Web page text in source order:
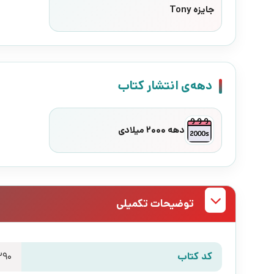
جایزه Tony
دهه‌ی انتشار کتاب
دهه 2000 میلادی
توضیحات تکمیلی
کد کتاب